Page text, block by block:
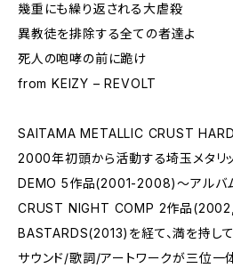
幾重にも繰り返される大虐殺
異教徒を排除する全ての者達よ
死人の咆哮の前に跪け
from KEIZY – REVOLT
SAITAMA METALLIC CRUST
2000年初頭から活動する埼玉メタリ
DEMO 5作品(2001-2008)～アルバ
CRUST NIGHT COMP 2作品
BASTARDS(2013)を経て、満を持して
サウンド/歌詞/アートワークが三位一